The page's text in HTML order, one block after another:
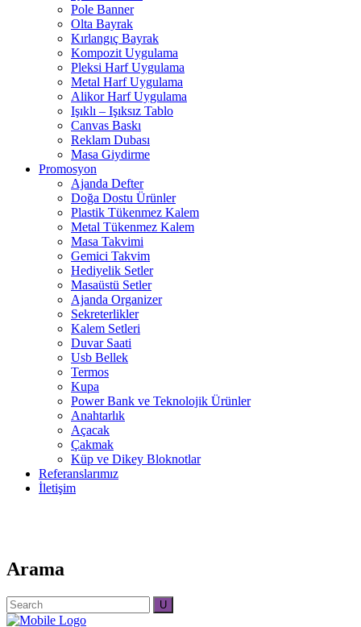
Pole Banner
Olta Bayrak
Kırlangıç Bayrak
Kompozit Uygulama
Pleksi Harf Uygulama
Metal Harf Uygulama
Alikor Harf Uygulama
Işıklı – Işıksız Tablo
Canvas Baskı
Reklam Dubası
Masa Giydirme
Promosyon
Ajanda Defter
Doğa Dostu Ürünler
Plastik Tükenmez Kalem
Metal Tükenmez Kalem
Masa Takvimi
Gemici Takvim
Hediyelik Setler
Masaüstü Setler
Ajanda Organizer
Sekreterlikler
Kalem Setleri
Duvar Saati
Usb Bellek
Termos
Kupa
Power Bank ve Teknolojik Ürünler
Anahtarlık
Açacak
Çakmak
Küp ve Dikey Bloknotlar
Referanslarımız
İletişim
Arama
Search
for: